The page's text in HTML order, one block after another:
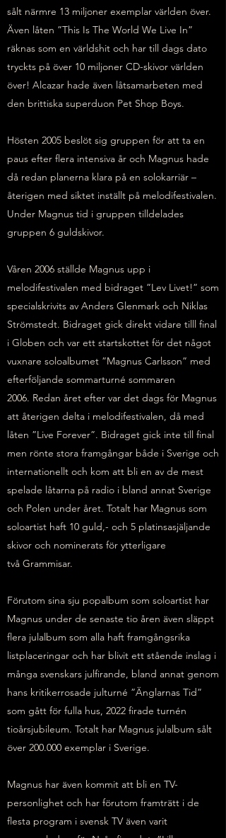
sålt närmre 13 miljoner exemplar världen över.
Även låten ”This Is The World We Live In”
räknas som en världshit och har till dags dato
tryckts på över 10 miljoner CD-skivor världen
över! Alcazar hade även låtsamarbeten med
den brittiska superduon Pet Shop Boys.
Hösten 2005 beslöt sig gruppen för att ta en
paus efter flera intensiva år och Magnus hade
då redan planerna klara på en solokarriär –
återigen med siktet inställt på melodifestivalen.
Under Magnus tid i gruppen tilldelades
gruppen 6 guldskivor.
Våren 2006 ställde Magnus upp i
melodifestivalen med bidraget ”Lev Livet!” som
specialskrivits av Anders Glenmark och Niklas
Strömstedt. Bidraget gick direkt vidare tilll final
i Globen och var ett startskottet för det något
vuxnare soloalbumet ”Magnus Carlsson” med
efterföljande sommarturné sommaren
2006. Redan året efter var det dags för Magnus
att återigen delta i melodifestivalen, då med
låten ”Live Forever”. Bidraget gick inte till final
men rönte stora framgångar både i Sverige och
internationellt och kom att bli en av de mest
spelade låtarna på radio i bland annat Sverige
och Polen under året. Totalt har Magnus som
soloartist haft 10 guld,- och 5 platinsasjäljande
skivor och nominerats för ytterligare
två Grammisar.
Förutom sina sju popalbum som soloartist har
Magnus under de senaste tio åren även släppt
flera julalbum som alla haft framgångsrika
listplaceringar och har blivit ett stående inslag i
många svenskars julfirande, bland annat genom
hans kritikerrosade julturné ”Änglarnas Tid”
som gått för fulla hus, 2022 firade turnén
tioårsjubileum. Totalt har Magnus julalbum sålt
över 200.000 exemplar i Sverige.
Magnus har även kommit att bli en TV-
personlighet och har förutom framträtt i de
flesta program i svensk TV även varit